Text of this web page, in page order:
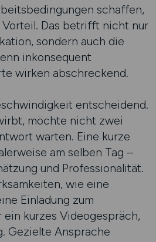
schaffen,
Das betrifft nicht nur
sondern auch die
inkonsequent
wirken abschreckend.
entscheidend.
möchte nicht zwei
warten. Eine kurze
am selben Tag –
und Professionalität.
wie eine
Einladung zum
kurzes Videogespräch,
Gezielte Ansprache